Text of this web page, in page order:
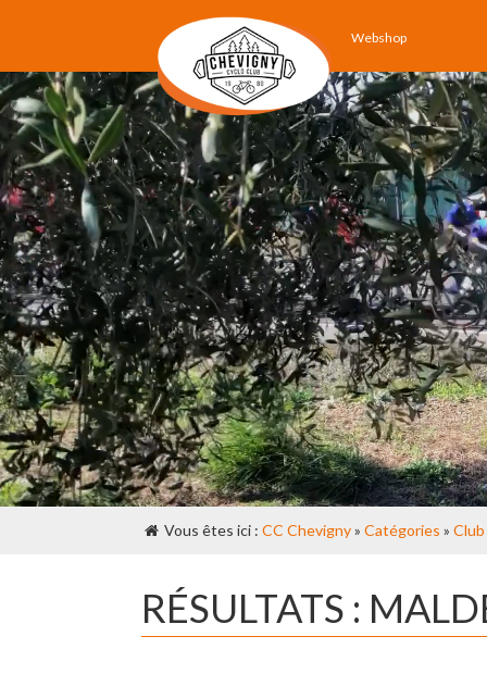
Webshop
Vous êtes ici : CC Chevigny» Catégories » Club
RÉSULTATS :